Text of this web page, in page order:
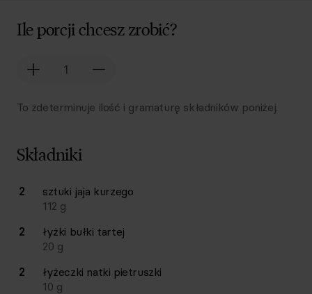
Ile porcji chcesz zrobić?
To zdeterminuje ilość i gramaturę składników poniżej.
Składniki
Lista składników przepisu z ilościami i wagami
IlośćSkładnik
2 sztuki jaja kurzego
112 g
2
łyżki bułki tartej
20 g
2
łyżeczki natki pietruszki
10 g